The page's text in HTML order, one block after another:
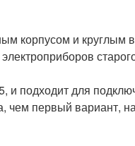
корпусом и круглым
и подходит для
первый вариант,